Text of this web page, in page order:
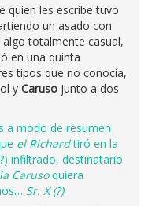
quien les escribe tuvo
un asado con
algo totalmente casual,
en una quinta
tipos que no conocía,
y Caruso junto a dos
a modo de resumen
el Richardtiró en la
infiltrado, destinatario
Carusoquiera
Sr. X (?):